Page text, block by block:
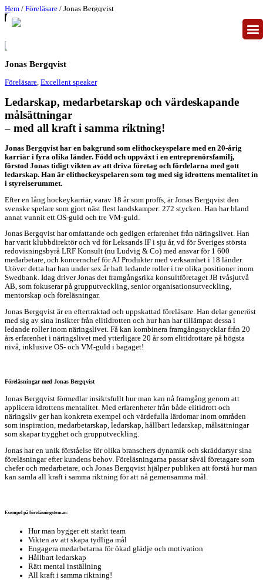
Hem / Föreläsare / Jonas Bergqvist
Jonas Bergqvist
Föreläsare Excellent speaker
Ledarskap, medarbetarskap och värdeskapande
målsättningar
– med all kraft i samma riktning!
Jonas Bergqvist har en bakgrund som elithockeyspelare med en 20-årig
karriär i fyra olika länder. Född och uppväxt i en entreprenörsfamilj,
förstod Jonas tidigt vikten av att driva företag och fördelarna med gott
ledarskap. Han är elithockeyspelaren som tog med sig idrottens mentalitet in
i styrelserummet.
Efter en lång hockeykarriär, varav 18 år som proffs, är Jonas Bergqvist den
svenske spelare som gjort näst flest landskamper: 272 stycken. Han har bland
annat vunnit ett OS-guld och tre VM-guld.
Jonas Bergqvist har omfattande och gedigen erfarenhet från näringslivet. Han
har varit klubbdirektör och vd för Leksands IF i sju år, vd för Sveriges största
redovisningsbyrå LRF Konsult (nu Ludvig & Co) med ansvar för 1 600
medarbetare, och koncernchef för AJ Produkter med verksamhet i 18 länder.
Utöver detta har han under sex år haft ledande roller i tre olika positioner inom
Swedbank. Idag driver Jonas det framgångsrika konsultföretaget JB tvåsjutvå
AB, som fokuserar på grupputveckling, senior organisationsutveckling,
mentorskap och föreläsningar.
Jonas Bergqvist är en eftertraktad och uppskattad föreläsare. Han delar generöst
med sig av sina insikter från elitidrotten och hur han har tillämpat dessa i
ledande roller inom näringslivet. Få kan kombinera framgångsnycklar från 20
års erfarenhet i näringslivet med ytterligare 20 år som elitidrottare på högsta
nivå, inklusive OS- och VM-guld i bagaget!
Föreläsningar med Jonas Bergqvist
Jonas Bergqvist förmedlar insiktsfullt hur man kan nå framgång genom att
applicera idrottens mentalitet. Med erfarenheter från både elitidrott och
näringsliv ger han konkreta exempel och värdefulla lärdomar inom områden
som inspiration, medarbetarskap, ledarskap, hållbart ledarskap, målsättningar
som skapar trygghet och grupputveckling.
Jonas har en unik förståelse för olika branschers dynamik och skräddarsyr sina
föreläsningar efter kundens behov. Föreläsningarna passar såväl företagare som
chefer och medarbetare, och Jonas Bergqvist hjälper publiken att förstå hur man
kan samla all kraft i samma riktning för att nå gemensamma mål.
Exempel på föreläsningsteman:
Hur man bygger ett starkt team
Vikten av att skapa tydliga mål
Engagera medarbetarna för ökad glädje och motivation
Hållbart ledarskap
Rätt mental inställning
All kraft i samma riktning!